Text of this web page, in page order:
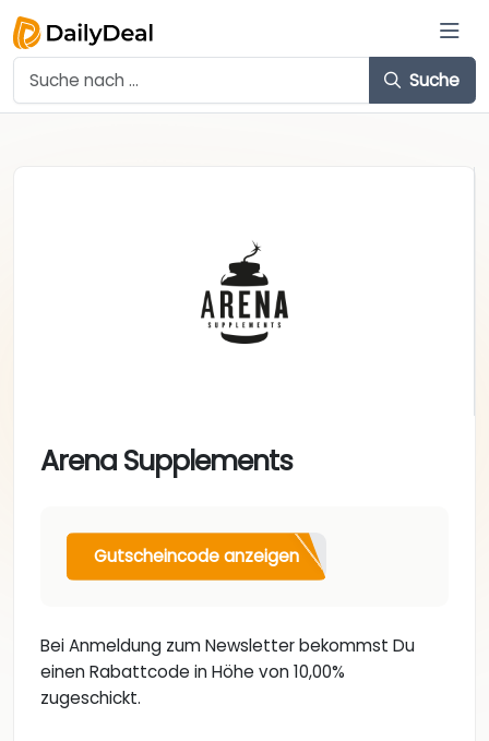
Suche
Arena Supplements
Gutscheincode anzeigen
Bei Anmeldung zum Newsletter bekommst Du
einen Rabattcode in Höhe von 10,00%
zugeschickt.